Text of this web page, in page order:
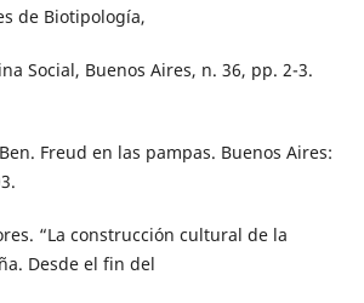
de Biotipología,
Social, Buenos Aires, n. 36, pp. 2-3.
Freud en las pampas. Buenos Aires:
“La construcción cultural de la
Desde el fin del